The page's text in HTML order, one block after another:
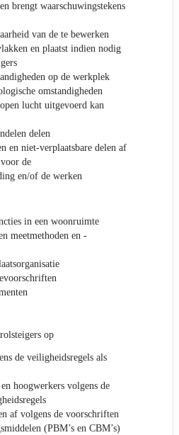
brengt waarschuwingstekens
van de te bewerken
en plaatst indien nodig
op de werkplek
omstandigheden
lucht uitgevoerd kan
delen
en niet-verplaatsbare delen af
de
en/of de werken
in een woonruimte
meetmethoden en -
op
de veiligheidsregels als
hoogwerkers volgens de
af volgens de voorschriften
(PBM’s en CBM’s)